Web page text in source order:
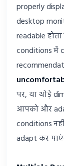
properly
desktop
readable
conditions में
पर, या थोड़े
आपको और
conditions
adapt कर